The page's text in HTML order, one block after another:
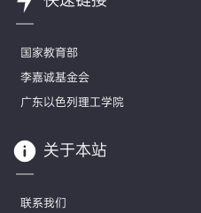
国家教育部
李嘉诚基金会
广东以色列理工学院
关于本站
联系我们